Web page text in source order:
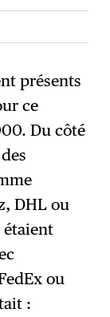
présents
ce
Du côté
DHL ou
étaient
ou
: